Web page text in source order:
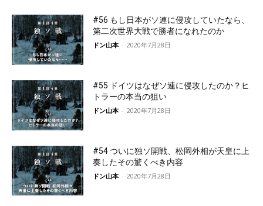
#56 もし日本がソ連に侵攻していたなら、
第二次世界大戦で勝者になれたのか
ドン山本 - 2020年7月28日
#55 ドイツはなぜソ連に侵攻したのか？ヒ
トラーの本当の狙い
ドン山本 - 2020年7月28日
#54 ついに独ソ開戦、松岡外相が天皇に上
奏したその驚くべき内容
ドン山本 - 2020年7月28日